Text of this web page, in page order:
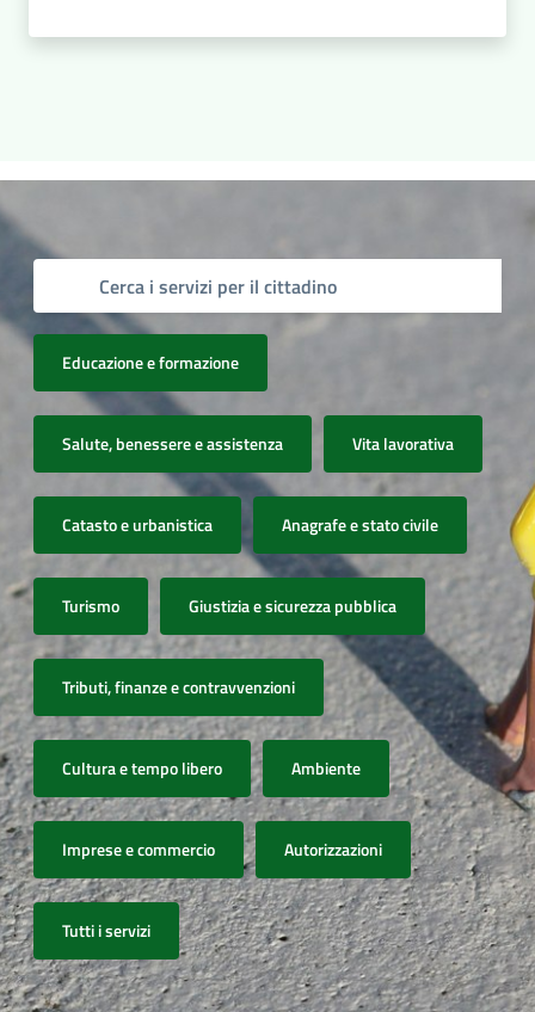
Educazione e formazione
Salute, benessere e assistenza Vita lavorativa
Catasto e urbanistica Anagrafe e stato civile
Turismo Giustizia e sicurezza pubblica
Tributi, finanze e contravvenzioni
Cultura e tempo libero Ambiente
Imprese e commercio Autorizzazioni
Tutti i servizi